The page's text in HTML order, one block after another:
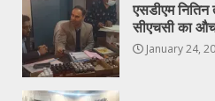
एसडीएम नितिन
सीएचसी का
January 24,